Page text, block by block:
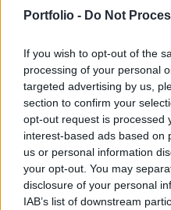
Portfolio - Do Not
If you wish to opt-out of the
processing of your personal
targeted advertising by us,
section to confirm your
opt-out request is processed
interest-based ads based on
us or personal information
your opt-out. You may
disclosure of your personal
IAB’s list of downstream
miniszterelnök
A megbeszélés témája a
kialakult gazdasági
részletesen tájékoztatta az
gazdaságvédelmi
hozzátéve: Sir Suma
EBRD folyamatosan
érdekeltségekkel
visszajelzéseik...